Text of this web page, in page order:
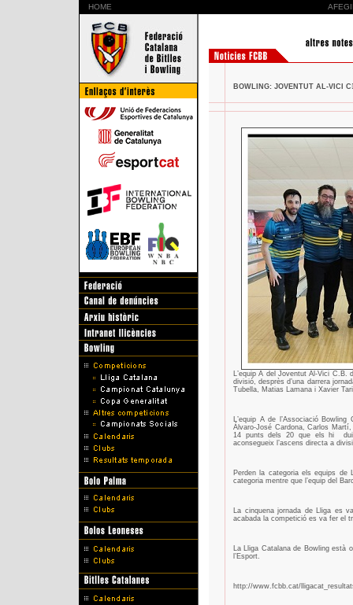
HOME
BOWLING: JOVENTUT AL-VICI
L’equip A del Joventut Al-Vici C.B.
divisió, desprès d’una darrera
Tubella, Matias Lamana i Xavier
L’equip A de l’Associació
Álvaro-José Cardona, Carlos
14 punts dels 20 que els hi
aconsegueix l’ascens directa a
Perden la categoria els equips
categoria mentre que l’equip del
La cinquena jornada de Lliga es
acabada la competició es va fer el
La Lliga Catalana de Bowling està
l’Esport.
http://www.fcbb.cat/